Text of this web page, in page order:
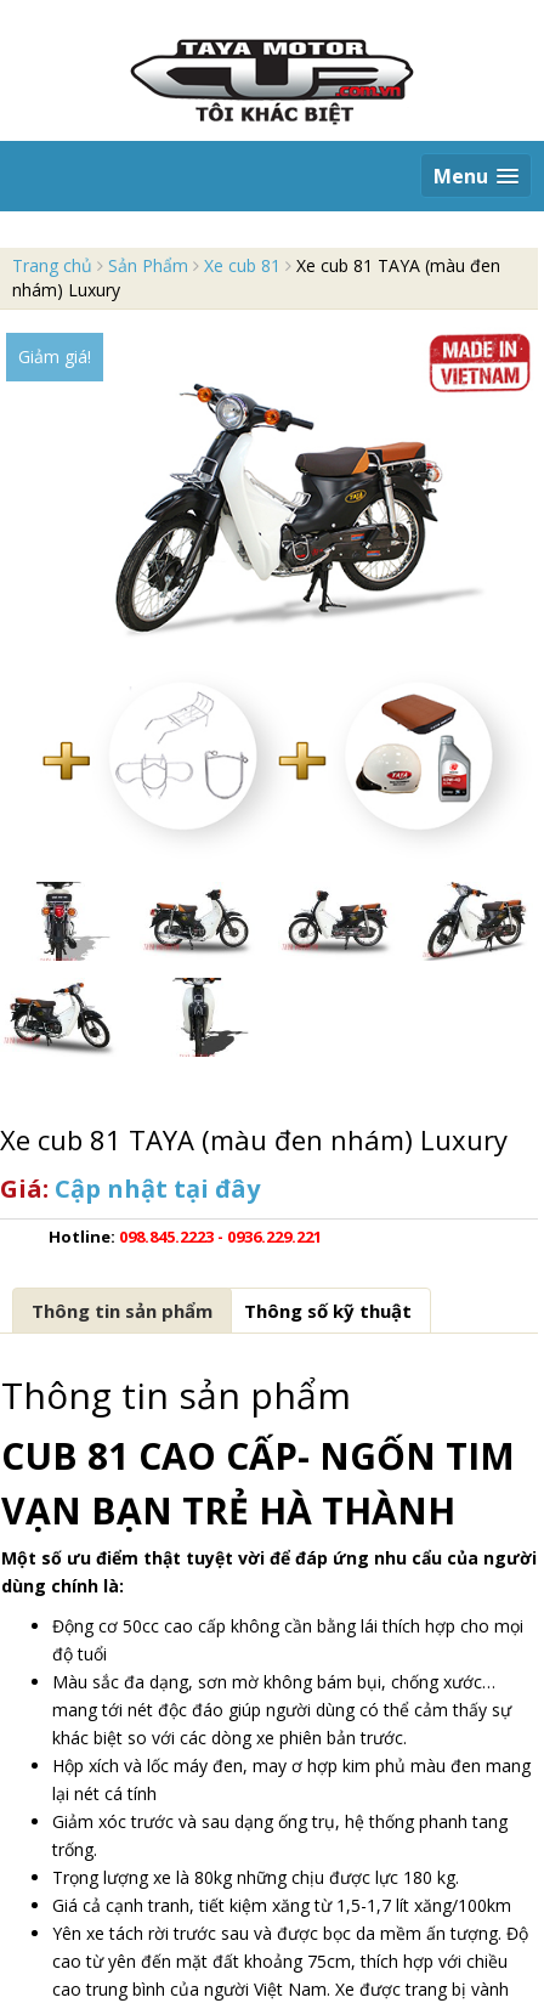
n
e
Menu
Trang chủ Sản Phẩm Xe cub 81
Xe cub 81 TAYA (màu đen
nhám) Luxury
Giảm giá!
Xe cub 81 TAYA (màu đen nhám) Luxury
Giá: Cập nhật tại đây
Hotline: 098.845.2223 - 0936.229.221
Thông tin sản phẩm Thông số kỹ thuật
Thông tin sản phẩm
CUB 81 CAO CẤP- NGỐN TIM
VẠN BẠN TRẺ HÀ THÀNH
Một số ưu điểm thật tuyệt vời để đáp ứng nhu cẩu của người
dùng chính là:
Động cơ 50cc cao cấp không cần bằng lái thích hợp cho mọi
độ tuổi
Màu sắc đa dạng, sơn mờ không bám bụi, chống xước…
mang tới nét độc đáo giúp người dùng có thể cảm thấy sự
khác biệt so với các dòng xe phiên bản trước.
Hộp xích và lốc máy đen, may ơ hợp kim phủ màu đen mang
lại nét cá tính
Giảm xóc trước và sau dạng ống trụ, hệ thống phanh tang
trống.
Trọng lượng xe là 80kg những chịu được lực 180 kg.
Giá cả cạnh tranh, tiết kiệm xăng từ 1,5-1,7 lít xăng/100km
Yên xe tách rời trước sau và được bọc da mềm ấn tượng. Độ
cao từ yên đến mặt đất khoảng 75cm, thích hợp với chiều
cao trung bình của người Việt Nam. Xe được trang bị vành